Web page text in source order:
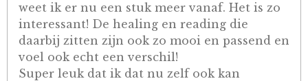
weet ik er nu een stuk meer vanaf. Het is zo
interessant! De healing en reading die
daarbij zitten zijn ook zo mooi en passend en
voel ook echt een verschil!
Super leuk dat ik dat nu zelf ook kan